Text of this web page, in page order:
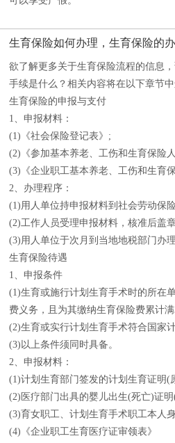
生育保险如何办理，生育保险的
欲了解更多关于生育保险流程的信息
手续是什么？相关内容将在以下章节中
生育保险的申报与支付
1、申报材料：
(1)《社会保险登记表》;
(2)《参加基本养老、工伤和生育保险
(3)《企业职工基本养老、工伤和生育
2、办理程序：
(1)用人单位持申报材料到社会劳动保
(2)工作人员受理申报材料，核准后盖
(3)用人单位于次月到当地地税部门办理
生育保险待遇
1、申报条件
(1)生育或施行计划生育手术时的所在
费义务，且为其缴纳生育保险费累计满
(2)生育或实行计划生育手术符合国家
(3)以上条件须同时具备。
2、申报材料：
(1)计划生育部门签发的计划生育证明(
(2)医疗部门出具的婴儿出生(死亡)证
(3)育女职工、计划生育手术职工本人
(4)《企业职工生育医疗证审领表》